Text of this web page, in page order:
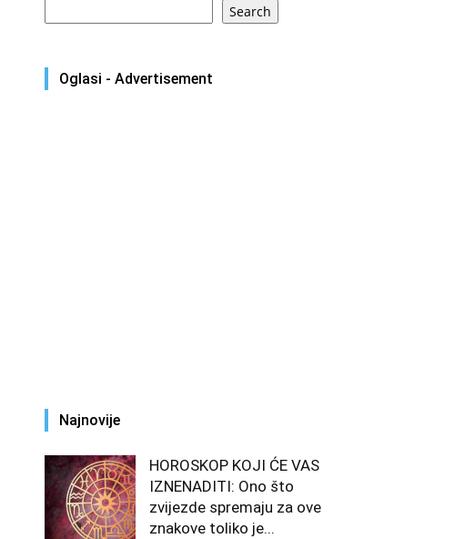
Search
Oglasi - Advertisement
Najnovije
HOROSKOP KOJI ĆE VAS
IZNENADITI: Ono što
zvijezde spremaju za ove
znakove toliko je...